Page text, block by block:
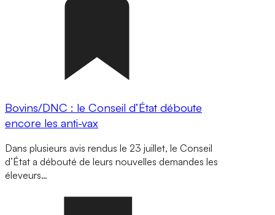
Bovins/DNC : le Conseil d’État déboute
encore les anti-vax
Dans plusieurs avis rendus le 23 juillet, le Conseil
d’État a débouté de leurs nouvelles demandes les
éleveurs…